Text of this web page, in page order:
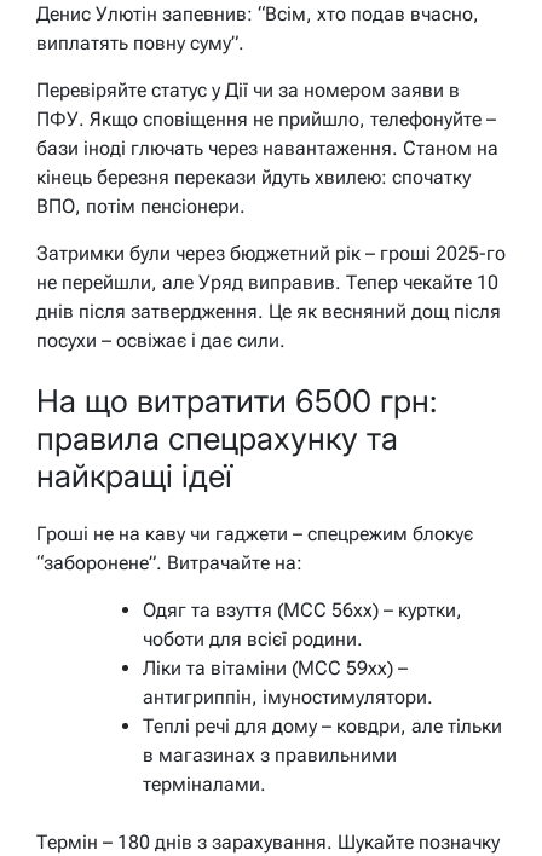
Денис Улютін запевнив: “Всім, хто подав вчасно,
виплатять повну суму”.
Перевіряйте статус у Дії чи за номером заяви в
ПФУ. Якщо сповіщення не прийшло, телефонуйте –
бази іноді глючать через навантаження. Станом на
кінець березня перекази йдуть хвилею: спочатку
ВПО, потім пенсіонери.
Затримки були через бюджетний рік – гроші 2025-го
не перейшли, але Уряд виправив. Тепер чекайте 10
днів після затвердження. Це як весняний дощ після
посухи – освіжає і дає сили.
На що витратити 6500 грн:
правила спецрахунку та
найкращі ідеї
Гроші не на каву чи гаджети – спецрежим блокує
“заборонене”. Витрачайте на:
Одяг та взуття (МСС 56xx) – куртки,
чоботи для всієї родини.
Ліки та вітаміни (МСС 59xx) –
антигриппін, імуностимулятори.
Теплі речі для дому – ковдри, але тільки
в магазинах з правильними
терміналами.
Термін – 180 днів з зарахування. Шукайте позначку